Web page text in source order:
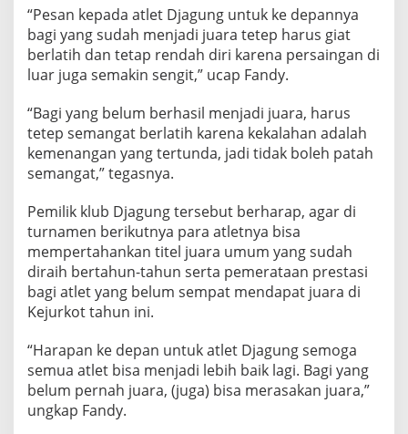
“Pesan kepada atlet Djagung untuk ke depannya
bagi yang sudah menjadi juara tetep harus giat
berlatih dan tetap rendah diri karena persaingan di
luar juga semakin sengit,” ucap Fandy.
“Bagi yang belum berhasil menjadi juara, harus
tetep semangat berlatih karena kekalahan adalah
kemenangan yang tertunda, jadi tidak boleh patah
semangat,” tegasnya.
Pemilik klub Djagung tersebut berharap, agar di
turnamen berikutnya para atletnya bisa
mempertahankan titel juara umum yang sudah
diraih bertahun-tahun serta pemerataan prestasi
bagi atlet yang belum sempat mendapat juara di
Kejurkot tahun ini.
“Harapan ke depan untuk atlet Djagung semoga
semua atlet bisa menjadi lebih baik lagi. Bagi yang
belum pernah juara, (juga) bisa merasakan juara,”
ungkap Fandy.